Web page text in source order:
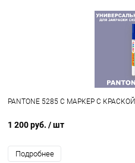
PANTONE 5285 C МАРКЕР С КРАСКОЙ
1 200 руб. / шт
Подробнее